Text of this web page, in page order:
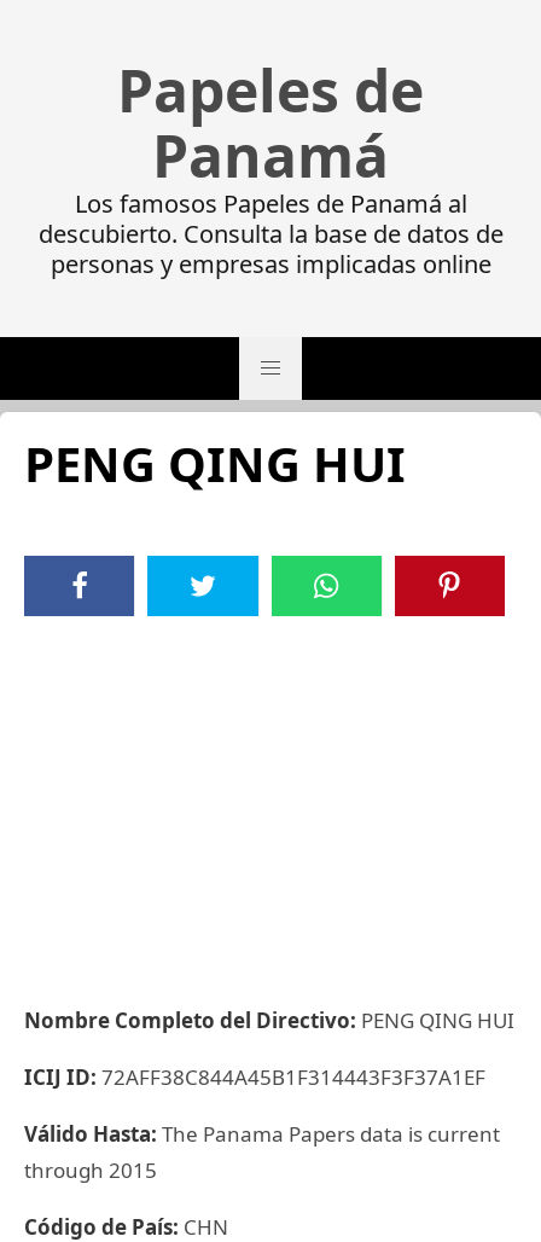
Papeles de
Panamá
Los famosos Papeles de Panamá al
descubierto. Consulta la base de datos de
personas y empresas implicadas online
PENG QING HUI
Nombre Completo del Directivo: PENG QING HUI
ICIJ ID: 72AFF38C844A45B1F314443F3F37A1EF
Válido Hasta: The Panama Papers data is current
through 2015
Código de País: CHN